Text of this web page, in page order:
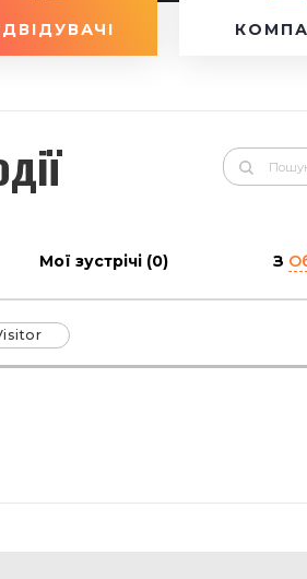
Мої зустрічі (0) З